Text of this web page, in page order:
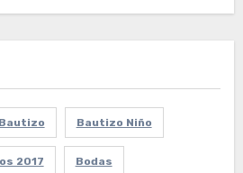
Bautizo Bautizo Niño
2017 Bodas